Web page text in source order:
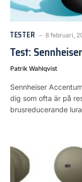
TESTER 8 februari,
Test:
Patrik Wahlqvist
Sennheiser
dig som ofta är på
brusreducerande